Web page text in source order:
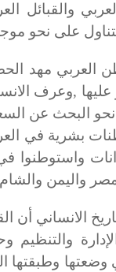
والقبائل
على نحو
العربي مهد
عليها ,وعرف
البحث عن
واليمن والشام
الانساني أن
وضعتها